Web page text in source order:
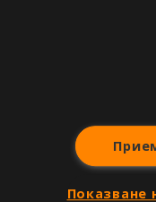
Показване